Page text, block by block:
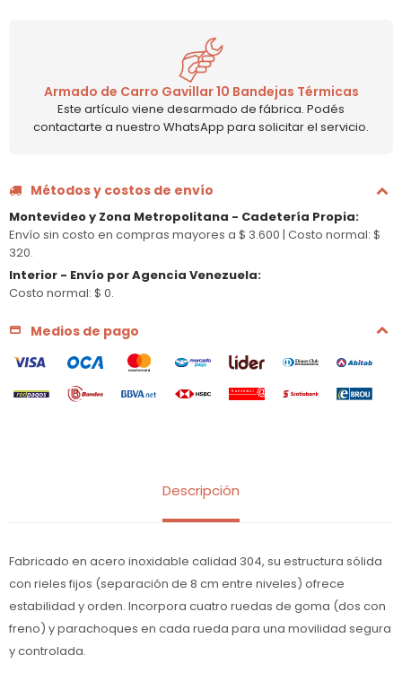
Armado de Carro Gavillar 10 Bandejas Térmicas
Este artículo viene desarmado de fábrica. Podés
contactarte a nuestro WhatsApp para solicitar el servicio.
Métodos y costos de envío
Montevideo y Zona Metropolitana - Cadetería Propia:
Envío sin costo en compras mayores a $ 3.600 | Costo normal: $
320.
Interior - Envío por Agencia Venezuela:
Costo normal: $ 0.
Medios de pago
Descripción
Fabricado en acero inoxidable calidad 304, su estructura sólida
con rieles fijos (separación de 8 cm entre niveles) ofrece
estabilidad y orden. Incorpora cuatro ruedas de goma (dos con
freno) y parachoques en cada rueda para una movilidad segura
y controlada.